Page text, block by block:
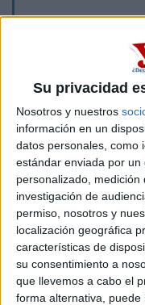
Su privacidad
Nosotros y nuestros
información en un
datos personales, como
estándar enviada por
personalizado, medición
investigación de
permiso, nosotros y
localización geográfica
características de
su consentimiento a
que llevemos a cabo el
forma alternativa,
Lengua: 2 ( lo veo
Musica: 8
Geografia: 4.8
Matematicas: 5.5
Envie este lunes una
ya que en lengua creo
menos al 5.5 deberia
Supuestamente mñn
y León pero a mi la
hasta la primera
No lo veo muy normal,
las clases empiezan
matricular, a buscar